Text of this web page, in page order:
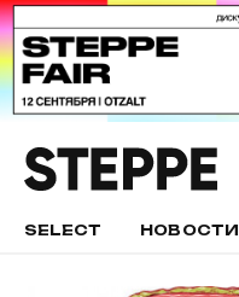
SELECT НОВОСТИ